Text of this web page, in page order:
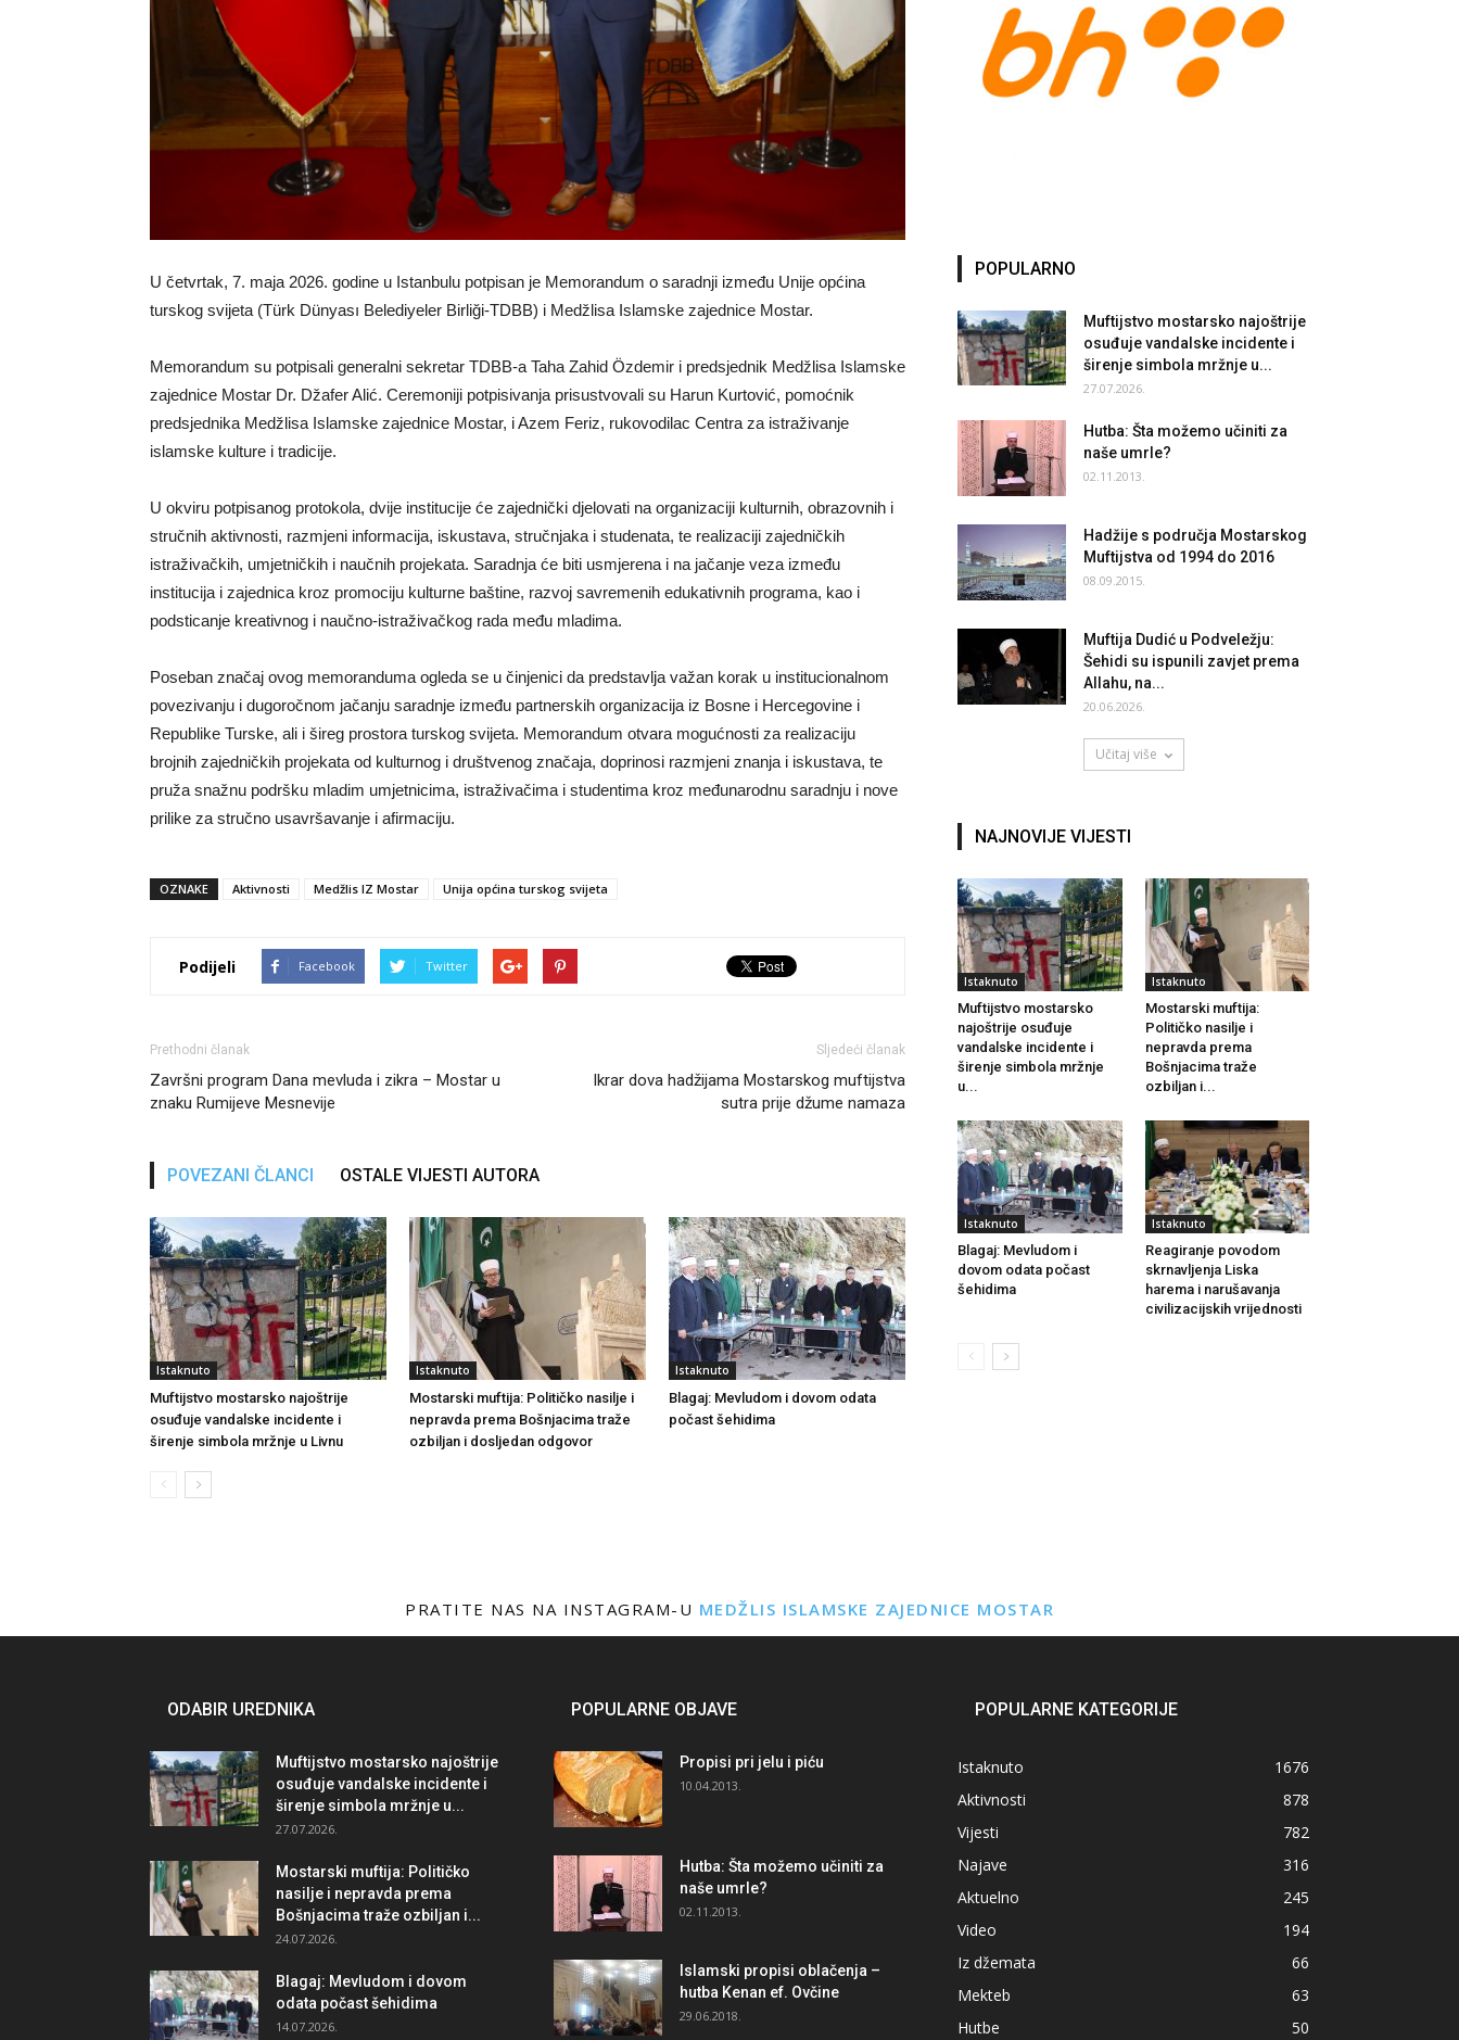
U četvrtak, 7. maja 2026. godine u Istanbulu potpisan je Memorandum o saradnji između Unije općina
turskog svijeta (Türk Dünyası Belediyeler Birliği-TDBB) i Medžlisa Islamske zajednice Mostar.
Memorandum su potpisali generalni sekretar TDBB-a Taha Zahid Özdemir i predsjednik Medžlisa Islamske
zajednice Mostar Dr. Džafer Alić. Ceremoniji potpisivanja prisustvovali su Harun Kurtović, pomoćnik
predsjednika Medžlisa Islamske zajednice Mostar, i Azem Feriz, rukovodilac Centra za istraživanje
islamske kulture i tradicije.
U okviru potpisanog protokola, dvije institucije će zajednički djelovati na organizaciji kulturnih, obrazovnih i
stručnih aktivnosti, razmjeni informacija, iskustava, stručnjaka i studenata, te realizaciji zajedničkih
istraživačkih, umjetničkih i naučnih projekata. Saradnja će biti usmjerena i na jačanje veza između
institucija i zajednica kroz promociju kulturne baštine, razvoj savremenih edukativnih programa, kao i
podsticanje kreativnog i naučno-istraživačkog rada među mladima.
Poseban značaj ovog memoranduma ogleda se u činjenici da predstavlja važan korak u institucionalnom
povezivanju i dugoročnom jačanju saradnje između partnerskih organizacija iz Bosne i Hercegovine i
Republike Turske, ali i šireg prostora turskog svijeta. Memorandum otvara mogućnosti za realizaciju
brojnih zajedničkih projekata od kulturnog i društvenog značaja, doprinosi razmjeni znanja i iskustava, te
pruža snažnu podršku mladim umjetnicima, istraživačima i studentima kroz međunarodnu saradnju i nove
prilike za stručno usavršavanje i afirmaciju.
OZNAKE Aktivnosti Medžlis IZ Mostar Unija općina turskog svijeta
Podijeli Facebook Twitter
Prethodni članak
Završni program Dana mevluda i zikra – Mostar u
znaku Rumijeve Mesnevije
Sljedeći članak
Ikrar dova hadžijama Mostarskog muftijstva
sutra prije džume namaza
POVEZANI ČLANCI OSTALE VIJESTI AUTORA
Istaknuto
Muftijstvo mostarsko najoštrije
osuđuje vandalske incidente i
širenje simbola mržnje u Livnu
Istaknuto
Mostarski muftija: Političko nasilje i
nepravda prema Bošnjacima traže
ozbiljan i dosljedan odgovor
Istaknuto
Blagaj: Mevludom i dovom odata
počast šehidima
POPULARNO
Muftijstvo mostarsko najoštrije
osuđuje vandalske incidente i
širenje simbola mržnje u...
27.07.2026.
Hutba: Šta možemo učiniti za
naše umrle?
02.11.2013.
Hadžije s područja Mostarskog
Muftijstva od 1994 do 2016
08.09.2015.
Muftija Dudić u Podveležju:
Šehidi su ispunili zavjet prema
Allahu, na...
20.06.2026.
Učitaj više
NAJNOVIJE VIJESTI
Istaknuto
Muftijstvo mostarsko
najoštrije osuđuje
vandalske incidente i
širenje simbola mržnje
u...
Istaknuto
Mostarski muftija:
Političko nasilje i
nepravda prema
Bošnjacima traže
ozbiljan i...
Istaknuto
Blagaj: Mevludom i
dovom odata počast
šehidima
Istaknuto
Reagiranje povodom
skrnavljenja Liska
harema i narušavanja
civilizacijskih vrijednosti
PRATITE NAS NA INSTAGRAM-U MEDŽLIS ISLAMSKE ZAJEDNICE MOSTAR
ODABIR UREDNIKA
Muftijstvo mostarsko najoštrije
osuđuje vandalske incidente i
širenje simbola mržnje u...
27.07.2026.
Mostarski muftija: Političko
nasilje i nepravda prema
Bošnjacima traže ozbiljan i...
24.07.2026.
Blagaj: Mevludom i dovom
odata počast šehidima
14.07.2026.
POPULARNE OBJAVE
Propisi pri jelu i piću
10.04.2013.
Hutba: Šta možemo učiniti za
naše umrle?
02.11.2013.
Islamski propisi oblačenja –
hutba Kenan ef. Ovčine
29.06.2018.
POPULARNE KATEGORIJE
Istaknuto
1676
Aktivnosti
878
Vijesti
782
Najave
316
Aktuelno
245
Video
194
Iz džemata
66
Mekteb
63
Hutbe
50